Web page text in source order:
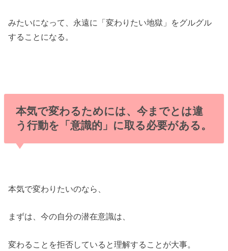
みたいになって、永遠に「変わりたい地獄」をグルグル
することになる。
本気で変わるためには、今までとは違
う行動を「意識的」に取る必要がある。
本気で変わりたいのなら、
まずは、今の自分の潜在意識は、
変わることを拒否していると理解することが大事。